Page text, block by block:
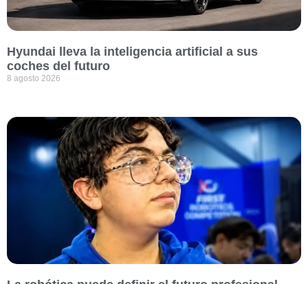
Hyundai lleva la inteligencia artificial a sus
coches del futuro
8 agosto 2026